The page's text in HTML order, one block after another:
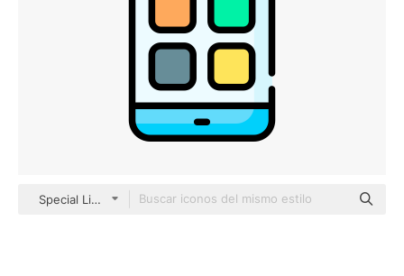
Special Lineal color